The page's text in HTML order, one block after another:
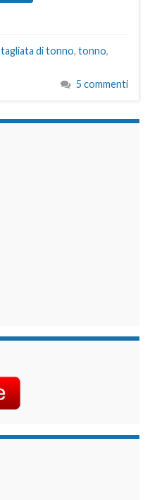
tagliata di tonno, tonno,
5 commenti